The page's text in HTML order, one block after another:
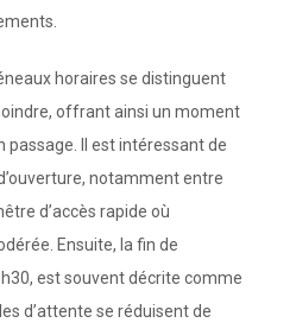
horaires se distinguent
offrant ainsi un moment
passage. Il est intéressant de
notamment entre
d’accès rapide où
Ensuite, la fin de
est souvent décrite comme
d’attente se réduisent de